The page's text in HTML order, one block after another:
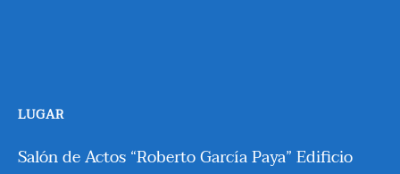
LUGAR
Salón de Actos “Roberto García Paya” Edificio